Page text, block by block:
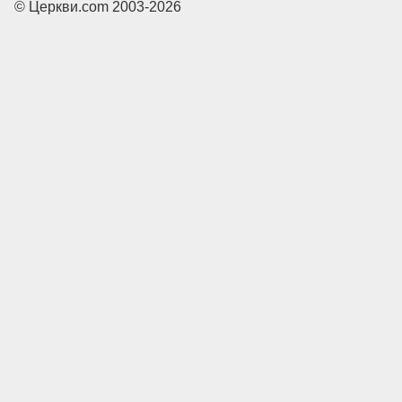
© Церкви.com 2003-2026